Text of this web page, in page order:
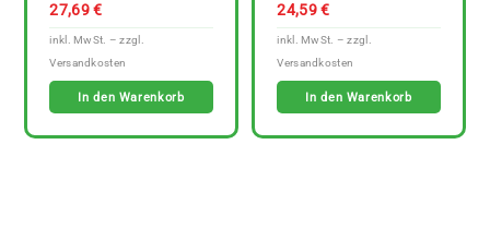
27,69€
In den Warenkorb
24,59€
In den Warenkorb